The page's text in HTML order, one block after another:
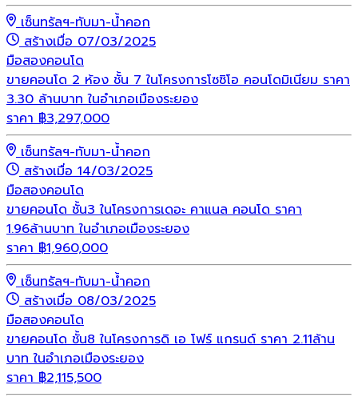
เซ็นทรัลฯ-ทับมา-น้ำคอก
สร้างเมื่อ 07/03/2025
มือสองคอนโด
ขายคอนโด 2 ห้อง ชั้น 7 ในโครงการโซซิโอ คอนโดมิเนียม ราคา
3.30 ล้านบาท ในอำเภอเมืองระยอง
ราคา ฿3,297,000
เซ็นทรัลฯ-ทับมา-น้ำคอก
สร้างเมื่อ 14/03/2025
มือสองคอนโด
ขายคอนโด ชั้น3 ในโครงการเดอะ คาแนล คอนโด ราคา
1.96ล้านบาท ในอำเภอเมืองระยอง
ราคา ฿1,960,000
เซ็นทรัลฯ-ทับมา-น้ำคอก
สร้างเมื่อ 08/03/2025
มือสองคอนโด
ขายคอนโด ชั้น8 ในโครงการดิ เอ โฟร์ แกรนด์ ราคา 2.11ล้าน
บาท ในอำเภอเมืองระยอง
ราคา ฿2,115,500